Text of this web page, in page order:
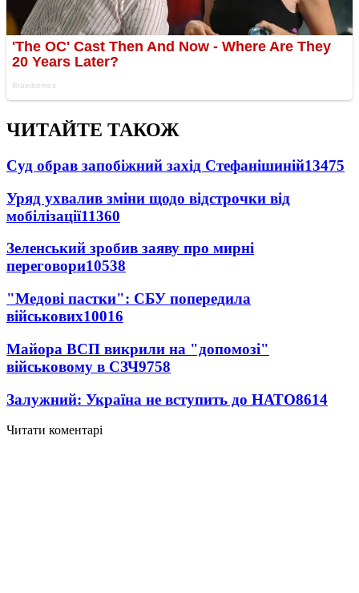
ЧИТАЙТЕ ТАКОЖ
Суд обрав запобіжний захід Стефанішиній13475
Уряд ухвалив зміни щодо відстрочки від
мобілізації11360
Зеленський зробив заяву про мирні
переговори10538
"Медові пастки": СБУ попередила
військових10016
Майора ВСП викрили на "допомозі"
військовому в СЗЧ9758
Залужний: Україна не вступить до НАТО8614
Читати коментарі